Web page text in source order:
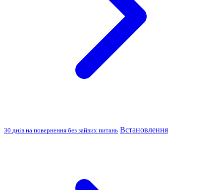
30 днів на повернення без зайвих питань Встановлення